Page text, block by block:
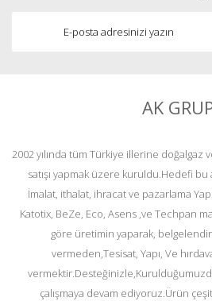
AK
2002 yılında tüm Türkiye illerine
satışı yapmak üzere kuruldu.Hedefi
İmalat, ithalat, ihracat ve pazarlama
Katotix, BeZe, Eco, Asens ,ve Techpan
göre üretimin yaparak,
vermeden,Tesisat, Yapı, Ve
çalışmaya devam ediyoruz.Ürün